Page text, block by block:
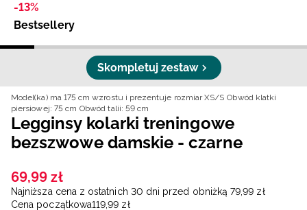
-13%
Bestsellery
Skompletuj zestaw
Model(ka) ma 175 cm wzrostu i prezentuje rozmiar XS/S Obwód klatki
piersiowej: 75 cm Obwód talii: 59 cm
Legginsy kolarki treningowe
bezszwowe damskie - czarne
69,99 zł
Najniższa cena z ostatnich 30 dni przed obniżką 79,99 zł
Cena początkowa119,99 zł